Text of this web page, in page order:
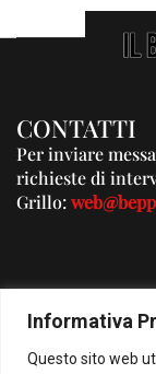
Informativa
Questo sito web
CONTATTI
Per inviare
richieste di
Grillo: